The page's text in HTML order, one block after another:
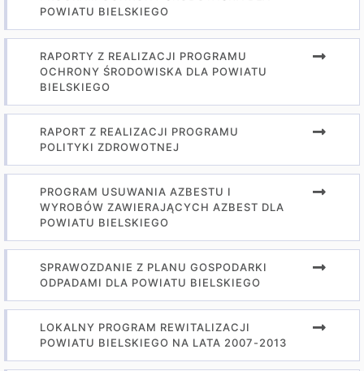
POWIATU BIELSKIEGO
RAPORTY Z REALIZACJI PROGRAMU
OCHRONY ŚRODOWISKA DLA POWIATU
BIELSKIEGO
RAPORT Z REALIZACJI PROGRAMU
POLITYKI ZDROWOTNEJ
PROGRAM USUWANIA AZBESTU I
WYROBÓW ZAWIERAJĄCYCH AZBEST DLA
POWIATU BIELSKIEGO
SPRAWOZDANIE Z PLANU GOSPODARKI
ODPADAMI DLA POWIATU BIELSKIEGO
LOKALNY PROGRAM REWITALIZACJI
POWIATU BIELSKIEGO NA LATA 2007-2013